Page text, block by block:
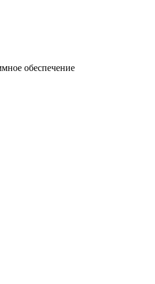
обеспечение